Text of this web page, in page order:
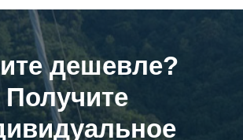
дешевле?
Получите